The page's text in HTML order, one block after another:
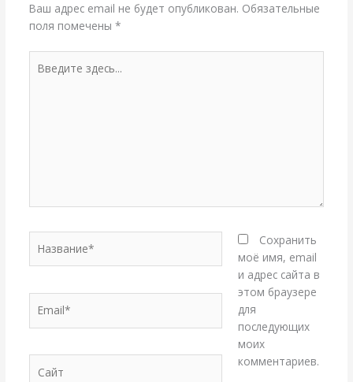
Ваш адрес email не будет опубликован. Обязательные
поля помечены *
здесь...
Сохранить
моё имя, email
и адрес сайта в
этом браузере
для
последующих
моих
комментариев.